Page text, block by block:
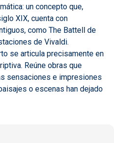
un concepto que,
XIX, cuenta con
como The Battell de
de Vivaldi.
se articula precisamente en
Reúne obras que
sensaciones e impresiones
o escenas han dejado